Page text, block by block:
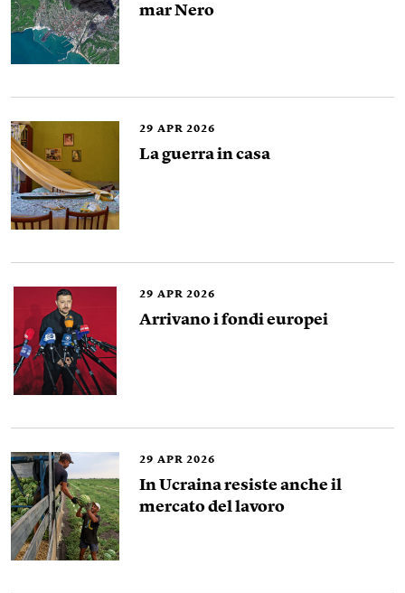
mar Nero
29 APR 2026
La guerra in casa
29 APR 2026
Arrivano i fondi europei
29 APR 2026
In Ucraina resiste anche il
mercato del lavoro